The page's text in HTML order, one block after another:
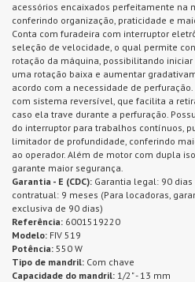
acessórios encaixados perfeitamente na
conferindo organização, praticidade e
Conta com furadeira com interruptor
seleção de velocidade, o qual permite
rotação da máquina, possibilitando
uma rotação baixa e aumentar
acordo com a necessidade de perfuração.
com sistema reversível, que facilita a
caso ela trave durante a perfuração.
do interruptor para trabalhos contínuos,
limitador de profundidade, conferindo
ao operador. Além de motor com dupla
garante maior segurança.
Garantia - E (CDC): Garantia legal: 90 dias
contratual: 9 meses (Para locadoras,
exclusiva de 90 dias)
Referência: 6001519220
Modelo: FIV 519
Potência: 550 W
Tipo de mandril: Com chave
Capacidade do mandril: 1/2" - 13 mm